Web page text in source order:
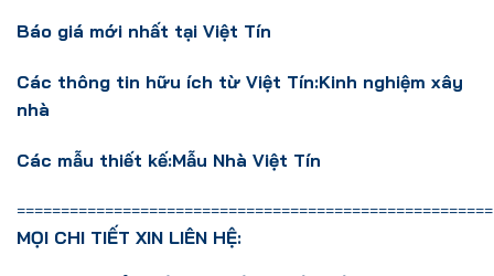
Báo giá mới nhất tại Việt Tín
Các thông tin hữu ích từ Việt Tín:Kinh nghiệm xây
nhà
Các mẫu thiết kế:Mẫu Nhà Việt Tín
======================================================
MỌI CHI TIẾT XIN LIÊN HỆ: